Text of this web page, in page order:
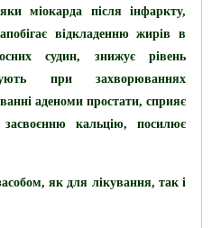
міокарда після інфаркту,
відкладенню жирів в
судин, знижує рівень
при захворюваннях
аденоми простати, сприяє
кальцію, посилює
як для лікування, так і